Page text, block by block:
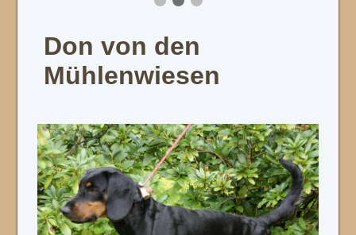
Don von den
Mühlenwiesen